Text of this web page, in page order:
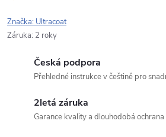
Váš dotaz
Značka: Ultracoat
Záruka: 2 roky
Česká podpora
Přehledné instrukce v češtině pro
2letá záruka
Garance kvality a dlouhodobá